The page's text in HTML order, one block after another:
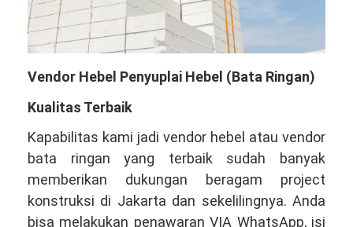
Vendor Hebel Penyuplai Hebel (Bata Ringan)
Kualitas Terbaik
Kapabilitas kami jadi vendor hebel atau vendor
bata ringan yang terbaik sudah banyak
memberikan dukungan beragam project
konstruksi di Jakarta dan sekelilingnya. Anda
bisa melakukan penawaran VIA WhatsApp, isi